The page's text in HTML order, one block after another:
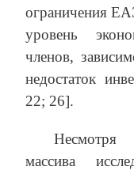
ограничения
уровень
членов,
недостаток
22; 26].
Несмотря
массива